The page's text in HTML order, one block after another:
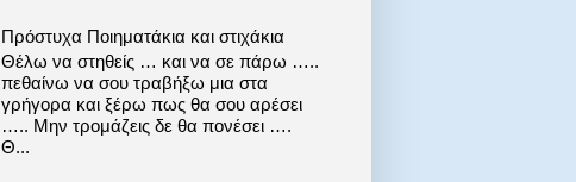
Πρόστυχα Ποιηματάκια και στιχάκια
Θέλω να στηθείς … και να σε πάρω …..
πεθαίνω να σου τραβήξω μια στα
γρήγορα και ξέρω πως θα σου αρέσει
….. Μην τρομάζεις δε θα πονέσει ….
Θ...